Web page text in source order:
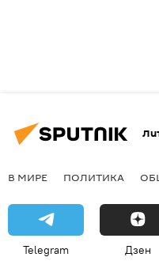
В МИРЕ ПОЛИТИКА
Telegram Дзен